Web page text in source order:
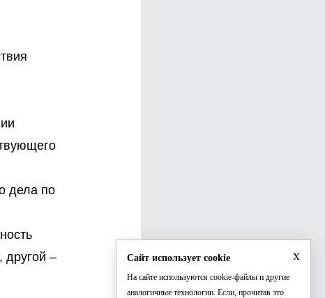
дела по
другой –
x
Сайт использует cookie
На сайте используются cookie-файлы и другие
аналогичные технологии. Если, прочитав это